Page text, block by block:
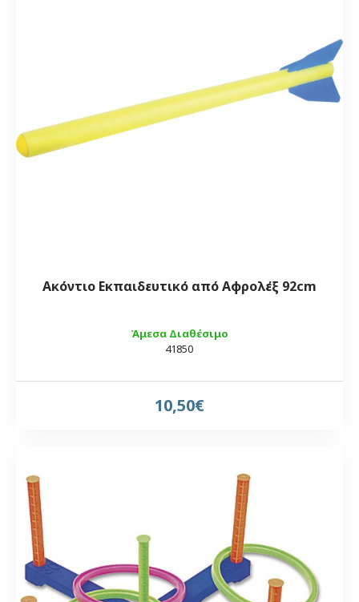
Άμεσα Διαθέσιμο
41850
Ακόντιο Εκπαιδευτικό από Αφρολέξ 92cm
10,50€